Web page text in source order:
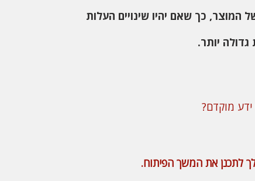
המוצר, כך שאם יהיו שינויים העלות
יותר.
ידע מוקדם?
לך לתכנן את המשך הפיתוח.